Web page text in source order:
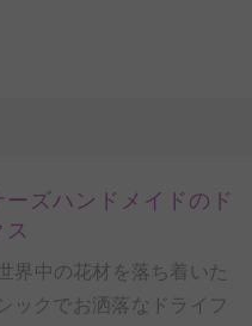
ズハンドメイドのド
界中の花材を落ち着いた
ックでお洒落なドライフ